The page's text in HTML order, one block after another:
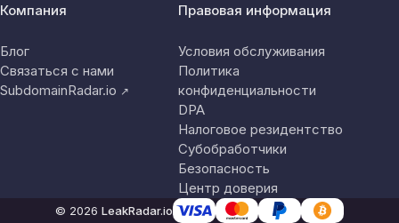
Компания
Блог
Связаться с нами
SubdomainRadar.io ↗
Правовая информация
Условия обслуживания
Политика
конфиденциальности
DPA
Налоговое резидентство
Субобработчики
Безопасность
Центр доверия
© 2026 LeakRadar.io